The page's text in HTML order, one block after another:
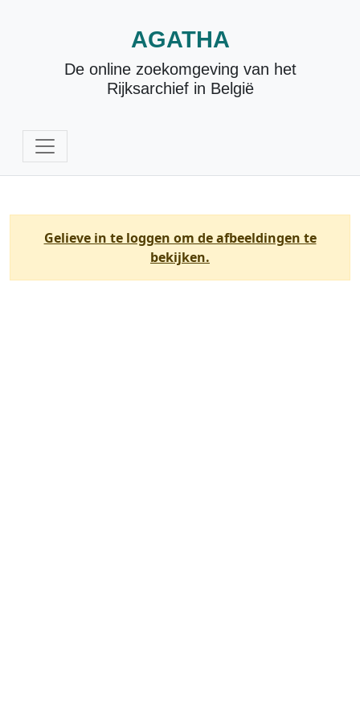
AGATHA
De online zoekomgeving van het
Rijksarchief in België
Gelieve in te loggen om de afbeeldingen te
bekijken.